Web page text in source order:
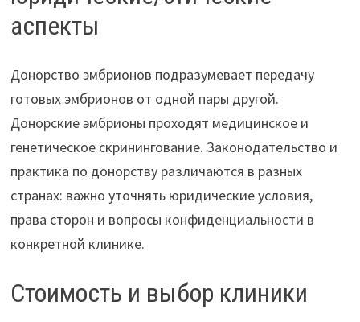
аспекты
Донорство эмбрионов подразумевает передачу
готовых эмбрионов от одной пары другой.
Донорские эмбрионы проходят медицинское и
генетическое скринингование. Законодательство и
практика по донорству различаются в разных
странах: важно уточнять юридические условия,
права сторон и вопросы конфиденциальности в
конкретной клинике.
Стоимость и выбор клиники